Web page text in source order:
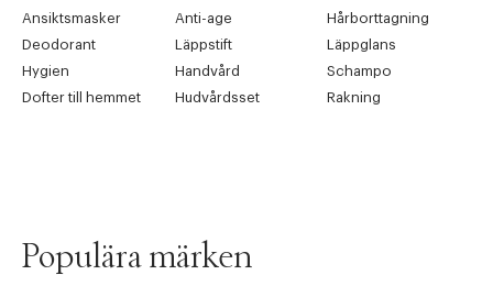
Ansiktsmasker
Anti-age
Hårborttagning
Deodorant
Läppstift
Läppglans
Hygien
Handvård
Schampo
Dofter till hemmet
Hudvårdsset Rakning
Populära märken